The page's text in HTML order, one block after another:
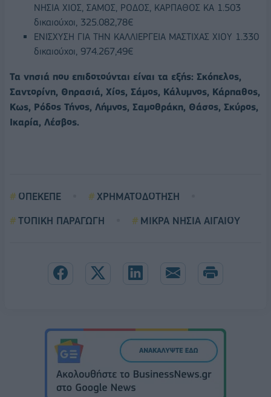
ΝΗΣΙΑ ΧΙΟΣ, ΣΑΜΟΣ, ΡΟΔΟΣ, ΚΑΡΠΑΘΟΣ ΚΑ 1.503
δικαιούχοι, 325.082,78€
ΕΝΙΣΧΥΣΗ ΓΙΑ ΤΗΝ ΚΑΛΛΙΕΡΓΕΙΑ ΜΑΣΤΙΧΑΣ ΧΙΟΥ 1.330
δικαιούχοι, 974.267,49€
Τα νησιά που επιδοτούνται είναι τα εξής: Σκόπελος,
Σαντορίνη, Θηρασιά, Χίος, Σάμος, Κάλυμνος, Κάρπαθος,
Κως, Ρόδος Τήνος, Λήμνος, Σαμοθράκη, Θάσος, Σκύρος,
Ικαρία, Λέσβος.
ΟΠΕΚΕΠΕ
ΧΡΗΜΑΤΟΔΟΤΗΣΗ
ΤΟΠΙΚΗ ΠΑΡΑΓΩΓΗ
ΜΙΚΡΑ ΝΗΣΙΑ ΑΙΓΑΙΟΥ